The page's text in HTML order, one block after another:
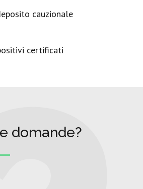
cauzionale
certificati
domande?